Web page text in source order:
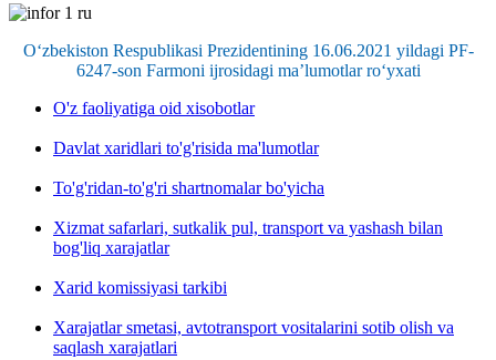
O‘zbekiston Respublikasi Prezidentining 16.06.2021 yildagi PF-
6247-son Farmoni ijrosidagi ma’lumotlar ro‘yxati
O'z faoliyatiga oid xisobotlar
Davlat xaridlari to'g'risida ma'lumotlar
To'g'ridan-to'g'ri shartnomalar bo'yicha
Xizmat safarlari, sutkalik pul, transport va yashash bilan
bog'liq xarajatlar
Xarid komissiyasi tarkibi
Xarajatlar smetasi, avtotransport vositalarini sotib olish va
saqlash xarajatlari